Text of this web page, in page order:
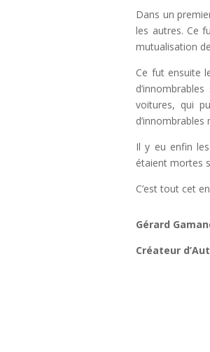
Dans un
les autres. Ce
mutualisation
Ce fut ensuite
voitures, qui
Il y eu enfin les
étaient mortes
C’est tout cet
Gérard
Créateur